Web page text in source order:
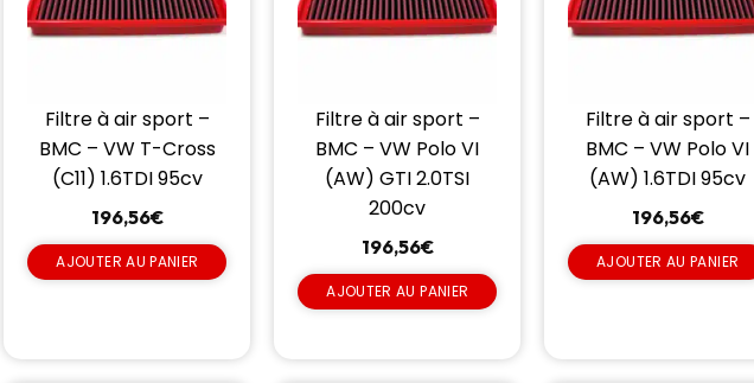
Filtre à air sport –
BMC – VW T-Cross
(C11) 1.6TDI 95cv
196,56€
AJOUTER AU PANIER
Filtre à air sport –
BMC – VW Polo VI
(AW) GTI 2.0TSI
200cv
196,56€
AJOUTER AU PANIER
Filtre à air sport –
BMC – VW Polo VI
(AW) 1.6TDI 95cv
196,56€
AJOUTER AU PANIER